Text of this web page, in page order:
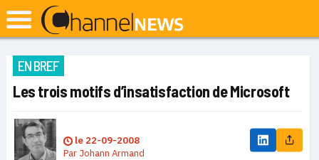
EN BREF
Les trois motifs d’insatisfaction de Microsoft
le 22-09-2008
Par Johann Armand